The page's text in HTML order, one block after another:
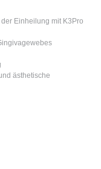
Einheilung mit K3Pro
ästhetische